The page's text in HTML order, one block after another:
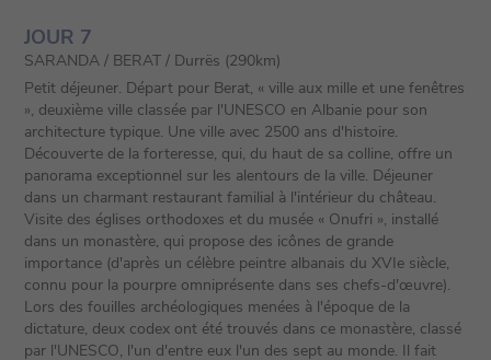
JOUR 7
SARANDA / BERAT / Durrës (290km)
Petit déjeuner. Départ pour Berat, « ville aux mille et une fenêtres
», deuxième ville classée par l'UNESCO en Albanie pour son
architecture typique. Une ville avec 2500 ans d'histoire.
Découverte de la forteresse, qui, du haut de sa colline, offre un
panorama exceptionnel sur les alentours de la ville. Déjeuner
dans un charmant restaurant familial à l'intérieur du château.
Visite des églises orthodoxes et du musée « Onufri », installé
dans un monastère, qui propose des icônes de grande
importance (d'après un célèbre peintre albanais du XVIe siècle,
connu pour la pourpre omniprésente dans ses chefs-d'œuvre).
Lors des fouilles archéologiques menées à l'époque de la
dictature, deux codex ont été trouvés dans ce monastère, classé
par l'UNESCO, l'un d'entre eux l'un des sept au monde. Il fait